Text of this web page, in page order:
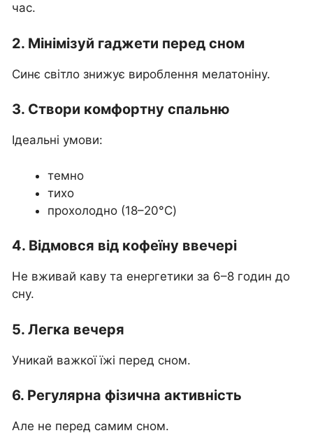
час.
2. Мінімізуй гаджети перед сном
Синє світло знижує вироблення мелатоніну.
3. Створи комфортну спальню
Ідеальні умови:
темно
тихо
прохолодно (18–20°C)
4. Відмовся від кофеїну ввечері
Не вживай каву та енергетики за 6–8 годин до
сну.
5. Легка вечеря
Уникай важкої їжі перед сном.
6. Регулярна фізична активність
Але не перед самим сном.